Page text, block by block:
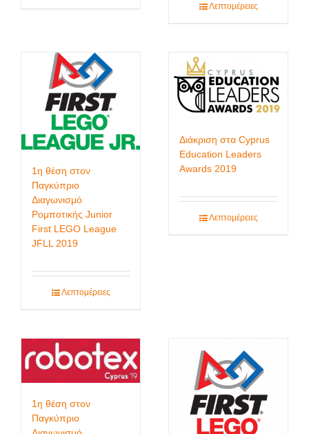
Λεπτομέρειες
1η θέση στον
Παγκύπριο
Διαγωνισμό
Ρομποτικής Junior
First LEGO League
JFLL 2019
Λεπτομέρειες
Διάκριση στα Cyprus
Education Leaders
Awards 2019
Λεπτομέρειες
1η θέση στον
Παγκύπριο